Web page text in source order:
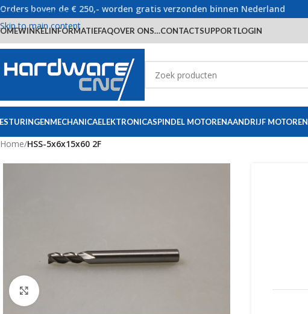
Skip to navigation
Skip to main content
Orders boven de € 250,- worden gratis verzonden binnen Nederland
WINKELINFORMATIEFAQOVER ONS…CONTACTSUPPORTLOGIN
MECHANICAELEKTRONICASPINDEL MOTORENAANDRIJF MOTOREN
Home/HSS-5x6x15x60 2F